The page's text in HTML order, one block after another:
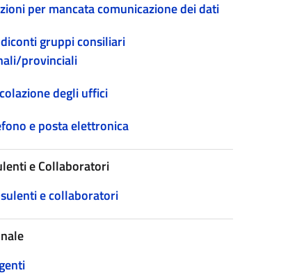
per mancata comunicazione dei dati
gruppi consiliari
provinciali
degli uffici
e posta elettronica
e Collaboratori
e collaboratori